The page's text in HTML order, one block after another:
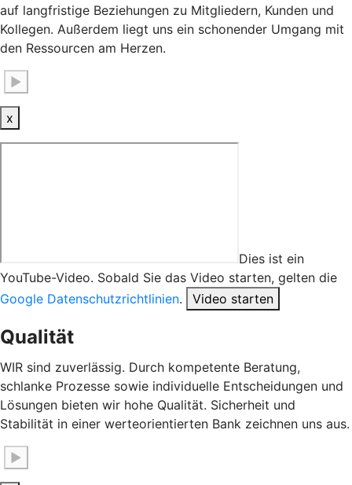
auf langfristige Beziehungen zu Mitgliedern, Kunden und
Kollegen. Außerdem liegt uns ein schonender Umgang mit
den Ressourcen am Herzen.
▶
x
Dies ist ein
YouTube-Video. Sobald Sie das Video starten, gelten die
Google Datenschutzrichtlinien. Video starten
Qualität
WIR sind zuverlässig. Durch kompetente Beratung,
schlanke Prozesse sowie individuelle Entscheidungen und
Lösungen bieten wir hohe Qualität. Sicherheit und
Stabilität in einer werteorientierten Bank zeichnen uns aus.
▶